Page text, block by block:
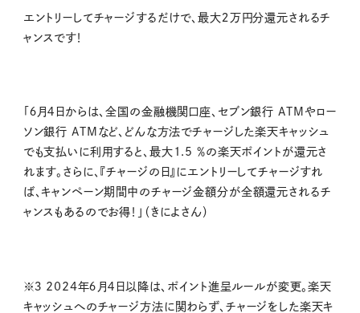
エントリーしてチャージするだけで、最大２万円分還元されるチ
ャンスです！
「６月４日からは、全国の金融機関口座、セブン銀行 ATM やロー
ソン銀行 ATM など、どんな方法でチャージした楽天キャッシュ
でも支払いに利用すると、最大 1.5 ％の楽天ポイントが還元さ
れます。さらに、『チャージの日』にエントリーしてチャージすれ
ば、キャンペーン期間中のチャージ金額分が全額還元されるチ
ャンスもあるのでお得！」（きによさん）
※３ 2024年６月４日以降は、ポイント進呈ルールが変更。楽天
キャッシュへのチャージ方法に関わらず、チャージをした楽天キ